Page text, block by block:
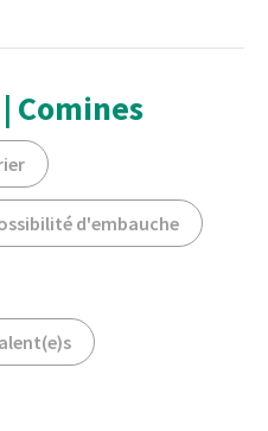
Comines
d'embauche